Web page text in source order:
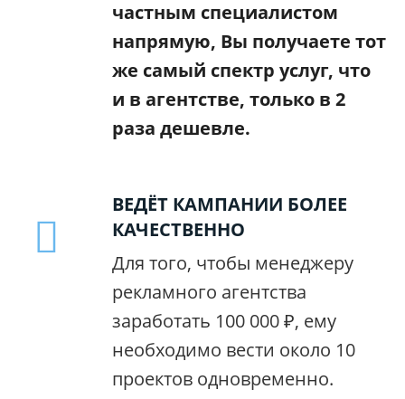
частным специалистом
напрямую, Вы получаете тот
же самый спектр услуг, что
и в агентстве, только в 2
раза дешевле.
ВЕДЁТ КАМПАНИИ БОЛЕЕ
КАЧЕСТВЕННО
Для того, чтобы менеджеру
рекламного агентства
заработать 100 000 ₽, ему
необходимо вести около 10
проектов одновременно.